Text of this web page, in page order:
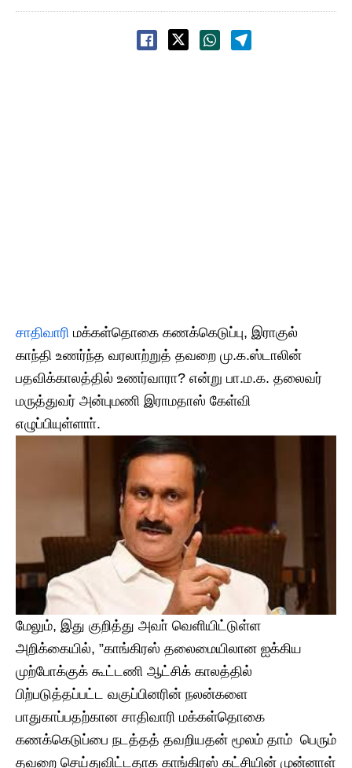
சாதிவாரி மக்கள்தொகை கணக்கெடுப்பு, இராகுல்
காந்தி உணர்ந்த வரலாற்றுத் தவறை மு.க.ஸ்டாலின்
பதவிக்காலத்தில் உணர்வாரா? என்று பா.ம.க. தலைவர்
மருத்துவர் அன்புமணி இராமதாஸ் கேள்வி
எழுப்பியுள்ளாா்.
மேலும், இது குறித்து அவா் வெளியிட்டுள்ள
அறிக்கையில், ”காங்கிரஸ் தலைமையிலான ஐக்கிய
முற்போக்குக் கூட்டணி ஆட்சிக் காலத்தில்
பிற்படுத்தப்பட்ட வகுப்பினரின் நலன்களை
பாதுகாப்பதற்கான சாதிவாரி மக்கள்தொகை
கணக்கெடுப்பை நடத்தத் தவறியதன் மூலம் தாம் பெரும்
தவறை செய்துவிட்டதாக காங்கிரஸ் கட்சியின் முன்னாள்